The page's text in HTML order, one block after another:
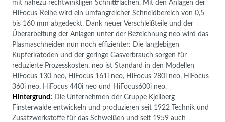
mit nahezu rechtwinkligen Schnittflächen. Mit den Anlagen der
HiFocus-Reihe wird ein umfangreicher Schneidbereich von 0,5
bis 160 mm abgedeckt. Dank neuer Verschleißteile und der
Überarbeitung der Anlagen unter der Bezeichnung neo wird das
Plasmaschneiden nun noch effizienter: Die langlebigen
Kupferkatoden und der geringe Gasverbrauch sorgen für
reduzierte Prozesskosten. neo ist Standard in den Modellen
HiFocus 130 neo, HiFocus 161i neo, HiFocus 280i neo, HiFocus
360i neo, HiFocus 440i neo und HiFocus600i neo.
Hintergrund: Die Unternehmen der Gruppe Kjellberg
Finsterwalde entwickeln und produzieren seit 1922 Technik und
Zusatzwerkstoffe für das Schweißen und seit 1959 auch